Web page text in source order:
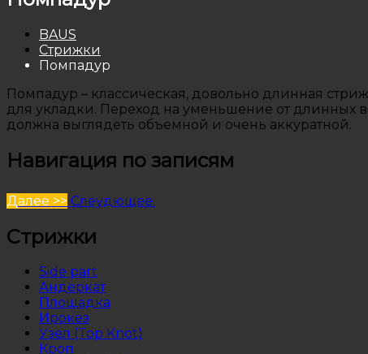
BAUS
Стрижки
Помпадур
Помпадур – классическая, довольно длинная
для укладки. Переход на уменьшение от длинных
должна выглядеть объемной и очень аккуратной.
Навигация по записям
Далее >> Слеудющее:
Стрижки
Side part
Андеркат
Площадка
Ирокез
Узел (Top Knot)
Кроп